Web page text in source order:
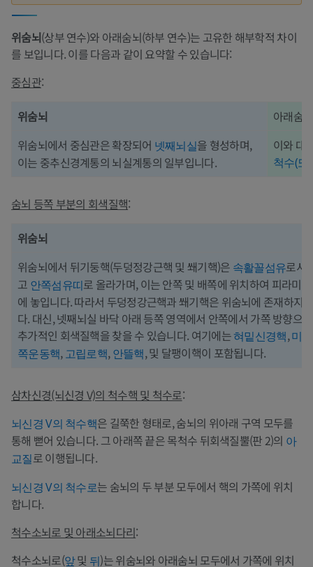
위숨뇌(상부 연수)와 아래숨뇌(하부 연수)는 고유한 해부학적 차이
를 보입니다. 이를 다음과 같이 요약할 수 있습니다:
중심관:
위숨뇌
아래숨뇌
위숨뇌에서 중심관은 확장되어 넷째뇌실을 형성하며,
이는 중추신경계통의 뇌실계통의 일부입니다.
이와 대
척수(또
숨뇌 등쪽 부분의 회색질핵:
위숨뇌
위숨뇌에서 뒤기둥핵(두덩정강근핵 및 쐐기핵)은 속활꼴섬유로서
고 안쪽섬유띠로 올라가며, 이는 안쪽 및 배쪽에 위치하여 피라미
에 놓입니다. 따라서 두덩정강근핵과 쐐기핵은 위숨뇌에 존재하지
다. 대신, 넷째뇌실 바닥 아래 등쪽 영역에서 안쪽에서 가쪽 방향으
추가적인 회색질핵을 찾을 수 있습니다. 여기에는혀밑신경핵,미
쪽운동핵,고립로핵,안뜰핵, 및 달팽이핵이 포함됩니다.
삼차신경(뇌신경 V)의 척수핵 및 척수로:
뇌신경 V의 척수핵은 길쭉한 형태로, 숨뇌의 위아래 구역 모두를
통해 뻗어 있습니다. 그 아래쪽 끝은 목척수 뒤회색질뿔(판 2)의 아
교질로 이행됩니다.
뇌신경 V의 척수로는 숨뇌의 두 부분 모두에서 핵의 가쪽에 위치
합니다.
척수소뇌로 및 아래소뇌다리:
척수소뇌로(앞및 뒤)는 위숨뇌와 아래숨뇌 모두에서 가쪽에 위치